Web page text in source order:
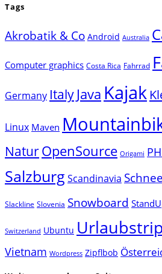
Tags
Akrobatik & Co Android Australia
Computer graphics Costa Rica Fahrrad
Germany Italy Java Kajak
Linux Maven
NaturOpenSource Origami
SalzburgScandinavia
Slackline Slovenia Snowboard
Switzerland Ubuntu Urlaubstrip
Vietnam Wordpress Zipflbob